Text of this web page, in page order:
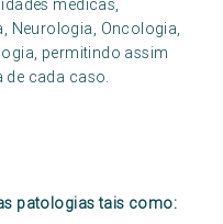
médicas,
Neurologia, Oncologia,
permitindo assim
cada caso.
patologias tais como: